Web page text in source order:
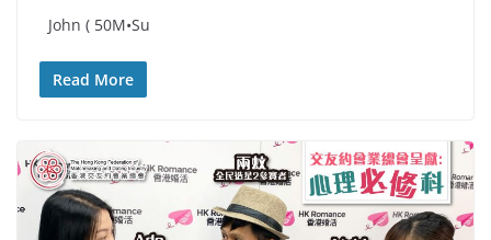
John ( 50M•Su
Read More